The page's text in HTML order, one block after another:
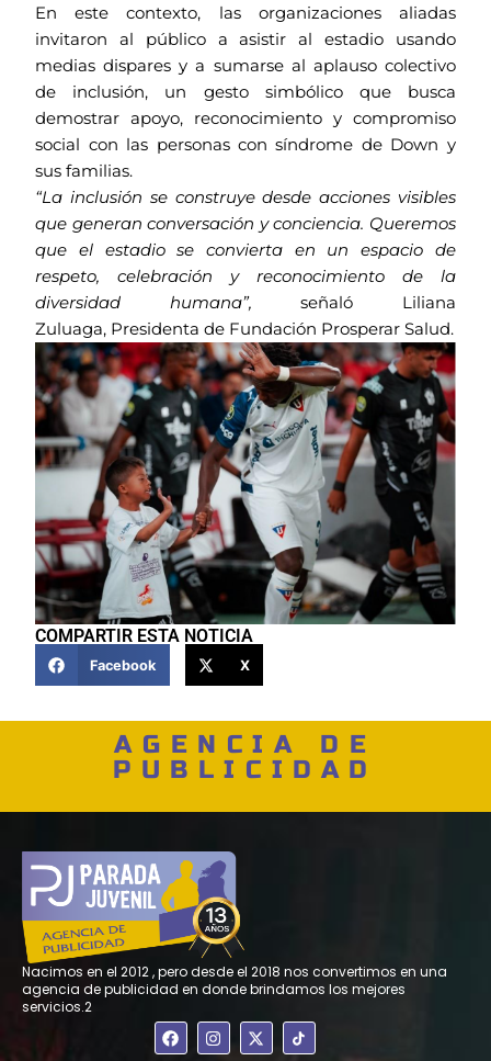
En este contexto, las organizaciones aliadas
invitaron al público a asistir al estadio usando
medias dispares y a sumarse al aplauso colectivo
de inclusión, un gesto simbólico que busca
demostrar apoyo, reconocimiento y compromiso
social con las personas con síndrome de Down y
sus familias.
“La inclusión se construye desde acciones visibles
que generan conversación y conciencia. Queremos
que el estadio se convierta en un espacio de
respeto, celebración y reconocimiento de la
diversidad humana”, señaló Liliana
Zuluaga, Presidenta de Fundación Prosperar Salud.
COMPARTIR ESTA NOTICIA
Facebook X
AGENCIA DE
PUBLICIDAD
Nacimos en el 2012 , pero desde el 2018 nos convertimos en una
agencia de publicidad en donde brindamos los mejores
servicios.2
F
a
c
I
n
s
X
-
t